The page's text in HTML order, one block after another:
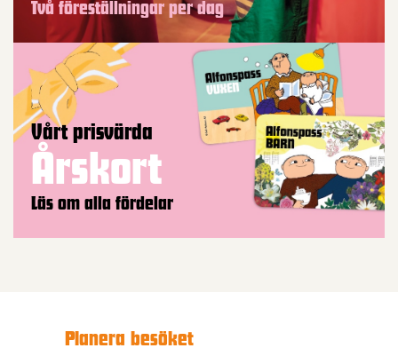
Två föreställningar per dag
Vårt prisvärda
Årskort
Läs om alla fördelar
Planera besöket